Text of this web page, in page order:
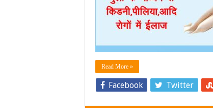
Read More »
Facebook Twitter